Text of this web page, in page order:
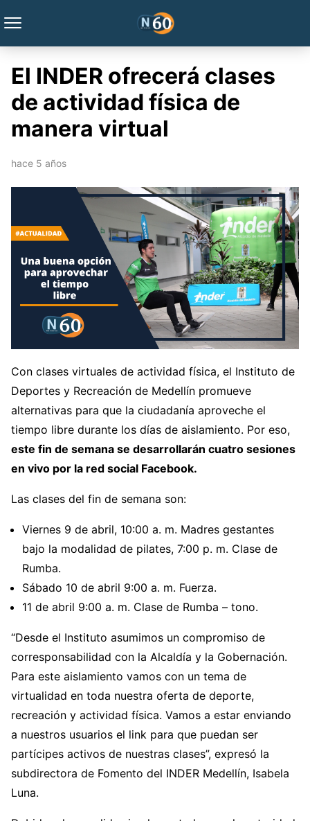
El INDER ofrecerá clases
de actividad física de
manera virtual
hace 5 años
Con clases virtuales de actividad física, el Instituto de
Deportes y Recreación de Medellín promueve
alternativas para que la ciudadanía aproveche el
tiempo libre durante los días de aislamiento. Por eso,
este fin de semana se desarrollarán cuatro sesiones
en vivo por la red social Facebook.
Las clases del fin de semana son:
Viernes 9 de abril, 10:00 a. m. Madres gestantes
bajo la modalidad de pilates, 7:00 p. m. Clase de
Rumba.
Sábado 10 de abril 9:00 a. m. Fuerza.
11 de abril 9:00 a. m. Clase de Rumba – tono.
“Desde el Instituto asumimos un compromiso de
corresponsabilidad con la Alcaldía y la Gobernación.
Para este aislamiento vamos con un tema de
virtualidad en toda nuestra oferta de deporte,
recreación y actividad física. Vamos a estar enviando
a nuestros usuarios el link para que puedan ser
partícipes activos de nuestras clases”, expresó la
subdirectora de Fomento del INDER Medellín, Isabela
Luna.